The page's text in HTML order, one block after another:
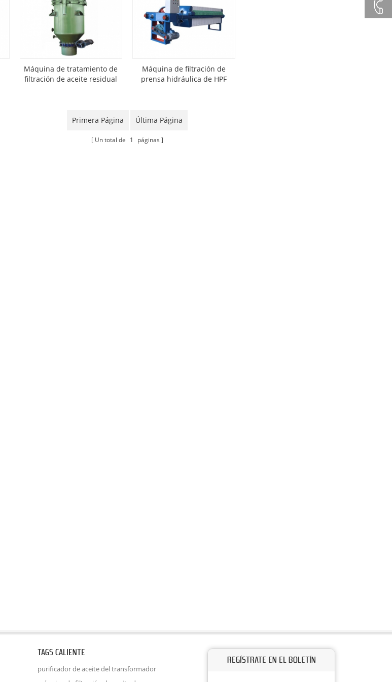
Máquina de tratamiento de
filtración de aceite residual
Máquina de filtración de
prensa hidráulica de HPF
Primera Página Última Página
Un total de 1 páginas
TAGS CALIENTE
purificador de aceite del transformador
REGÍSTRATE EN EL BOLETÍN